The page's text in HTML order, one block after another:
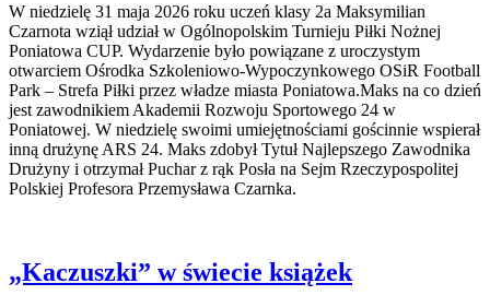
W niedzielę 31 maja 2026 roku uczeń klasy 2a Maksymilian
Czarnota wziął udział w Ogólnopolskim Turnieju Piłki Nożnej
Poniatowa CUP. Wydarzenie było powiązane z uroczystym
otwarciem Ośrodka Szkoleniowo-Wypoczynkowego OSiR Football
Park – Strefa Piłki przez władze miasta Poniatowa.Maks na co dzień
jest zawodnikiem Akademii Rozwoju Sportowego 24 w
Poniatowej. W niedzielę swoimi umiejętnościami gościnnie wspierał
inną drużynę ARS 24. Maks zdobył Tytuł Najlepszego Zawodnika
Drużyny i otrzymał Puchar z rąk Posła na Sejm Rzeczypospolitej
Polskiej Profesora Przemysława Czarnka.
„Kaczuszki” w świecie książek